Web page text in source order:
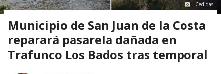
Cedidas
Municipio de San Juan de la Costa
reparará pasarela dañada en
Trafunco Los Bados tras temporal